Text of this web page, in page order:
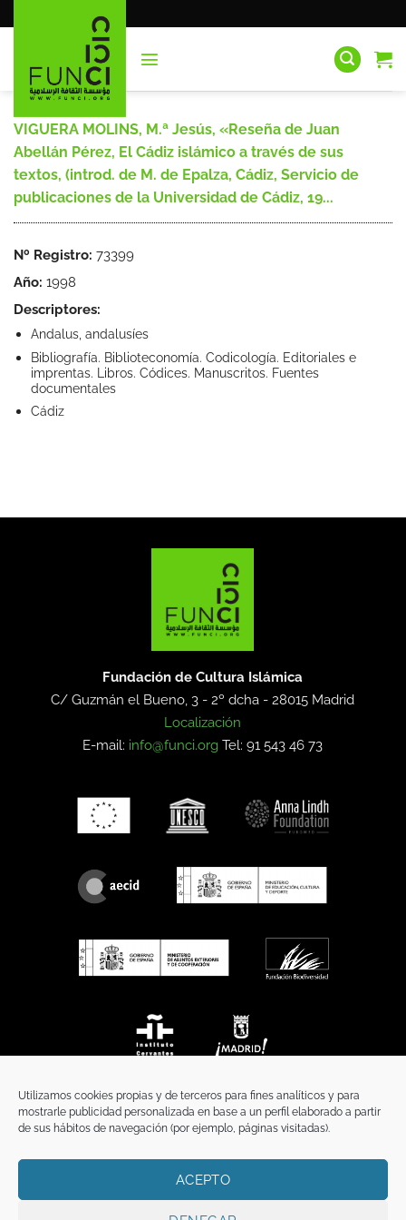
Utilizamos cookies propias y de terceros para fines analíticos y para
mostrarle publicidad personalizada en base a un perfil elaborado a partir
de sus hábitos de navegación (por ejemplo, páginas visitadas).
ACEPTO
al
VIGUERA MOLINS, M.ª Jesús, «Reseña de Juan
Abellán Pérez, El Cádiz islámico a través de sus
textos, (introd. de M. de Epalza, Cádiz, Servicio de
publicaciones de la Universidad de Cádiz, 19...
Nº Registro: 73399
Año: 1998
Descriptores:
Andalus, andalusíes
Bibliografía. Biblioteconomía. Codicología. Editoriales e
imprentas. Libros. Códices. Manuscritos. Fuentes
documentales
Cádiz
Fundación de Cultura Islámica
C/ Guzmán el Bueno, 3 - 2º dcha -28015 Madrid
Localización
E-mail: info@funci.org Tel: 91 543 46 73